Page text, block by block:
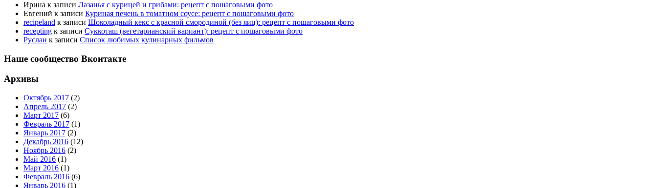
Ирина к записи Лазанья с курицей и грибами: рецепт с пошаговыми фото
Евгений к записи Куриная печень в томатном соусе: рецепт с пошаговыми фото
recipeland к записи Шоколадный кекс с красной смородиной (без яиц): рецепт с пошаговыми фото
recepting к записи Суккоташ (вегетарианский вариант): рецепт с пошаговыми фото
Руслан к записи Список любимых кулинарных фильмов
Наше сообщество Вконтакте
Архивы
Октябрь 2017 (2)
Апрель 2017 (2)
Март 2017 (6)
Февраль 2017 (1)
Январь 2017 (2)
Декабрь 2016 (12)
Ноябрь 2016 (2)
Май 2016 (1)
Март 2016 (1)
Февраль 2016 (6)
Январь 2016 (1)